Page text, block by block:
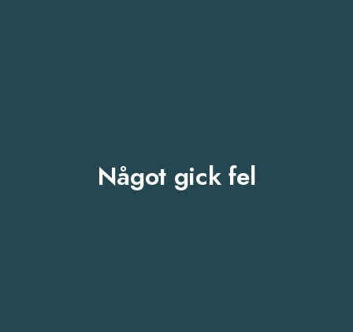
Något gick fel